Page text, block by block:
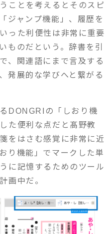
ことを考えるとそのスピ
ジャンプ機能」、履歴を
った利便性は非常に重要
ものだという。辞書を引
、関連語にまで言及する
発展的な学びへと繋がる
DONGRIの「しおり機
た便利な点だと髙野教
をはさむ感覚に非常に近
り機能」でマークした単
に記憶するためのツール
画中だ。